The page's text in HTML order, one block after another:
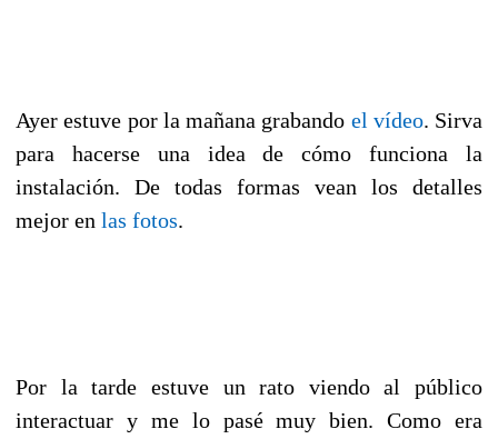
Ayer estuve por la mañana grabando el vídeo. Sirva
para hacerse una idea de cómo funciona la
instalación. De todas formas vean los detalles
mejor en las fotos.
Por la tarde estuve un rato viendo al público
interactuar y me lo pasé muy bien. Como era